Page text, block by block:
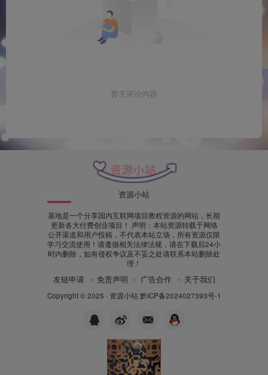
暂无评论内容
资源小站
基地是一个分享国内互联网项目教程资源的网站，长期
更新各大付费创业项目！ 声明：本站资源转载于网络
公开渠道和用户投稿，不代表本站立场，所有资源仅限
学习交流使用！请遵循相关法律法规，请在下载后24小
时内删除，如有侵权争议及不妥之处请联系本站删除处
理！
友链申请 免责声明 广告合作 关于我们
Copyright © 2025 · 资源小站 黔ICP备2024027393号-1